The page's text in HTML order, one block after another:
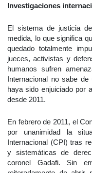
Investigaciones
El sistema de justicia
medida, lo que significa
quedado totalmente
jueces, activistas y
humanos sufren
Internacional no sabe
haya sido enjuiciado por
desde 2011.
En febrero de 2011, el
por unanimidad la
Internacional (CPI) tras
y sistemáticas de
coronel Gadafi. Sin